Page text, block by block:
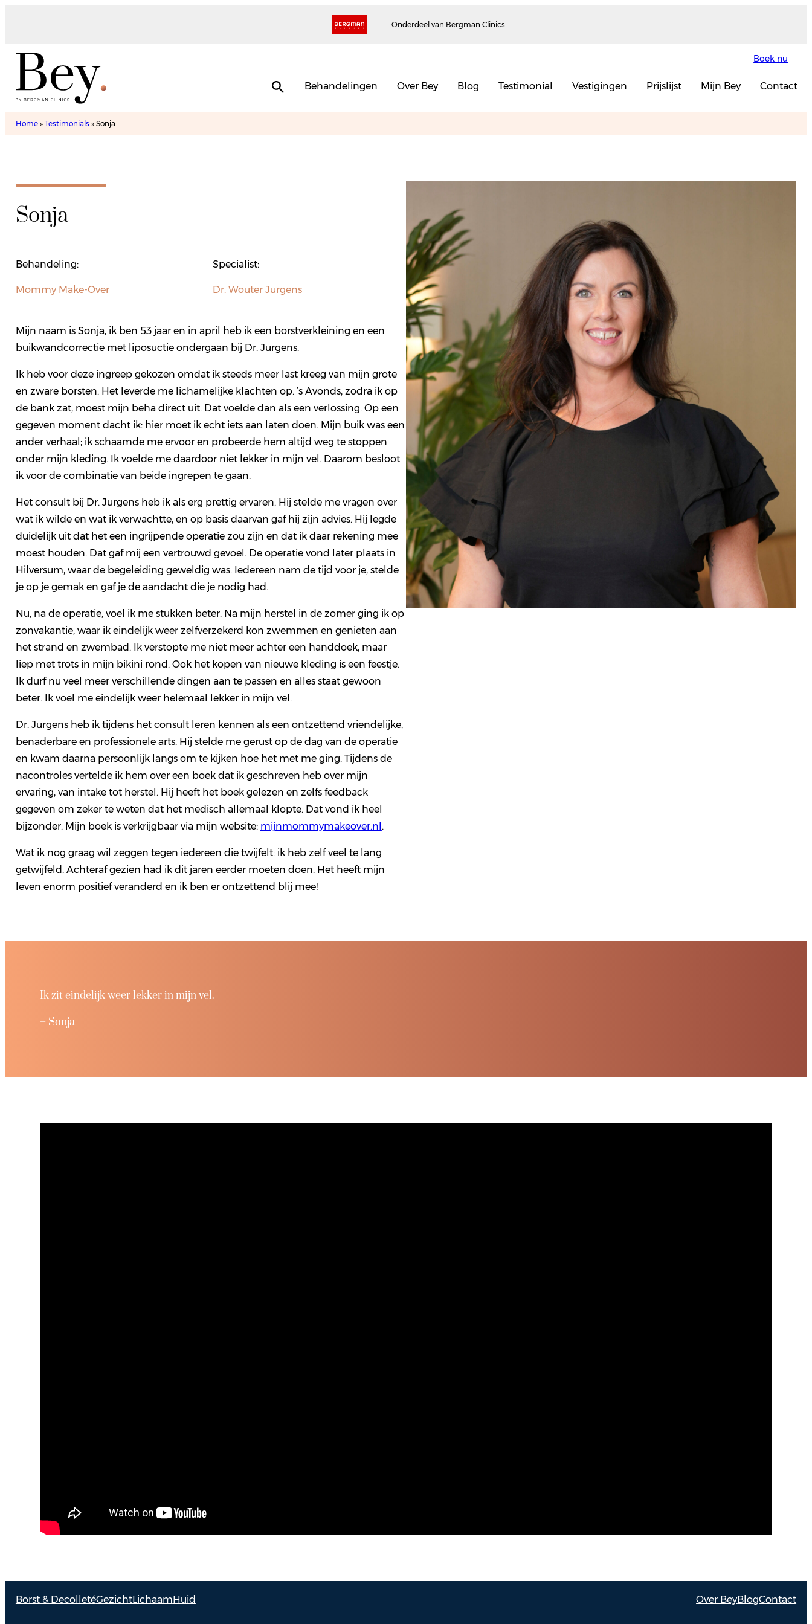
Onderdeel van Bergman Clinics
Boek nu
Behandelingen Over Bey Blog Testimonial Vestigingen Prijslijst Mijn Bey Contact
Home» Testimonials » Sonja
Sonja
Behandeling:
Mommy Make-Over
Specialist:
Dr. Wouter Jurgens
Mijn naam is Sonja, ik ben 53 jaar en in april heb ik een borstverkleining en een
buikwandcorrectie met liposuctie ondergaan bij Dr. Jurgens.
Ik heb voor deze ingreep gekozen omdat ik steeds meer last kreeg van mijn grote
en zware borsten. Het leverde me lichamelijke klachten op. ’s Avonds, zodra ik op
de bank zat, moest mijn beha direct uit. Dat voelde dan als een verlossing. Op een
gegeven moment dacht ik: hier moet ik echt iets aan laten doen. Mijn buik was een
ander verhaal; ik schaamde me ervoor en probeerde hem altijd weg te stoppen
onder mijn kleding. Ik voelde me daardoor niet lekker in mijn vel. Daarom besloot
ik voor de combinatie van beide ingrepen te gaan.
Het consult bij Dr. Jurgens heb ik als erg prettig ervaren. Hij stelde me vragen over
wat ik wilde en wat ik verwachtte, en op basis daarvan gaf hij zijn advies. Hij legde
duidelijk uit dat het een ingrijpende operatie zou zijn en dat ik daar rekening mee
moest houden. Dat gaf mij een vertrouwd gevoel. De operatie vond later plaats in
Hilversum, waar de begeleiding geweldig was. Iedereen nam de tijd voor je, stelde
je op je gemak en gaf je de aandacht die je nodig had.
Nu, na de operatie, voel ik me stukken beter. Na mijn herstel in de zomer ging ik op
zonvakantie, waar ik eindelijk weer zelfverzekerd kon zwemmen en genieten aan
het strand en zwembad. Ik verstopte me niet meer achter een handdoek, maar
liep met trots in mijn bikini rond. Ook het kopen van nieuwe kleding is een feestje.
Ik durf nu veel meer verschillende dingen aan te passen en alles staat gewoon
beter. Ik voel me eindelijk weer helemaal lekker in mijn vel.
Dr. Jurgens heb ik tijdens het consult leren kennen als een ontzettend vriendelijke,
benaderbare en professionele arts. Hij stelde me gerust op de dag van de operatie
en kwam daarna persoonlijk langs om te kijken hoe het met me ging. Tijdens de
nacontroles vertelde ik hem over een boek dat ik geschreven heb over mijn
ervaring, van intake tot herstel. Hij heeft het boek gelezen en zelfs feedback
gegeven om zeker te weten dat het medisch allemaal klopte. Dat vond ik heel
bijzonder. Mijn boek is verkrijgbaar via mijn website: mijnmommymakeover.nl .
Wat ik nog graag wil zeggen tegen iedereen die twijfelt: ik heb zelf veel te lang
getwijfeld. Achteraf gezien had ik dit jaren eerder moeten doen. Het heeft mijn
leven enorm positief veranderd en ik ben er ontzettend blij mee!
Ik zit eindelijk weer lekker in mijn vel.
– Sonja
Borst & DecolletéGezichtLichaam Huid Over BeyBlogContact